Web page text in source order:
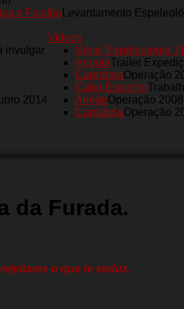
e Ficalho Levantamento
Vídeos
invulgar
2014
Série 'Espeleologia'
AngolaTrailer
CantábriaOperação
Cabo Espichel
AriègeOperação 2008
CantábriaOperação
da Furada.
o que te seduz.